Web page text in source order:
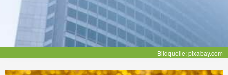
Bildquelle: pixabay.com